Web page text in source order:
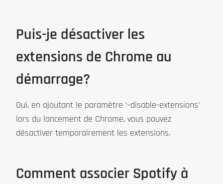
Puis-je désactiver les
extensions de Chrome au
démarrage?
Oui, en ajoutant le paramètre ‘–disable-extensions’
lors du lancement de Chrome, vous pouvez
désactiver temporairement les extensions.
Comment associer Spotify à